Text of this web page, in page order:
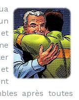
après toutes